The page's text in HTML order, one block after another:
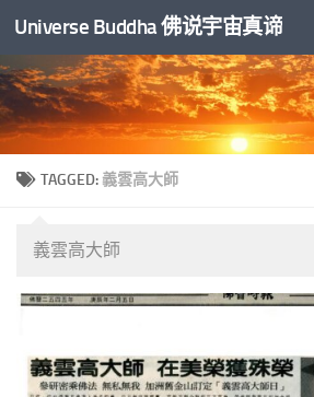
Skip to content
Universe Buddha 佛说宇宙真谛
TAGGED: 義雲高大師
義雲高大師